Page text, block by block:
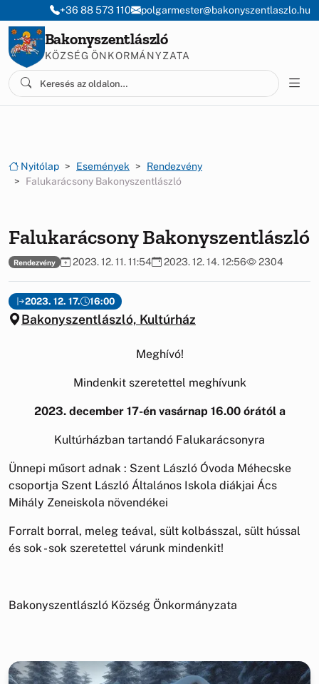
Ugrás a menüre
Ugrás a tartalomra
+36 88 573 110 polgarmester@bakonyszentlaszlo.hu
Bakonyszentlászló
KÖZSÉG ÖNKORMÁNYZATA
Nyitólap Események
Rendezvény
Falukarácsony Bakonyszentlászló
Falukarácsony Bakonyszentlászló
Rendezvény 2023. 12. 11. 11:54 2023. 12. 14. 12:56 2304
2023. 12. 17. 16:00
Bakonyszentlászló, Kultúrház
Meghívó!
Mindenkit szeretettel meghívunk
2023. december 17-én vasárnap 16.00 órától a
Kultúrházban tartandó Falukarácsonyra
Ünnepi műsort adnak : Szent László Óvoda Méhecske
csoportja Szent László Általános Iskola diákjai Ács
Mihály Zeneiskola növendékei
Forralt borral, meleg teával, sült kolbásszal, sült hússal
és sok - sok szeretettel várunk mindenkit!
Bakonyszentlászló Község Önkormányzata